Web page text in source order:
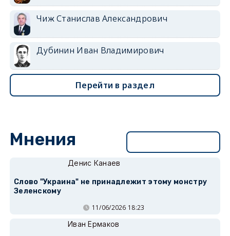
Чиж Станислав Александрович
Дубинин Иван Владимирович
Перейти в раздел
Мнения
Денис Канаев
Слово "Украина" не принадлежит этому монстру
Зеленскому
11/06/2026 18:23
Иван Ермаков